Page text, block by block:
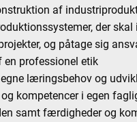
af
der skal
og påtage sig
en professionel etik
læringsbehov og
kompetencer i egen
samt færdigheder og